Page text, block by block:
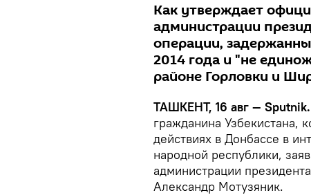
Как утверждает
администрации
операции,
2014 года и "не
районе Горловки и
ТАШКЕНТ, 16 авг — Sputnik.
гражданина Узбекистана,
действиях в Донбассе в
народной республики,
администрации
Александр Мотузяник.